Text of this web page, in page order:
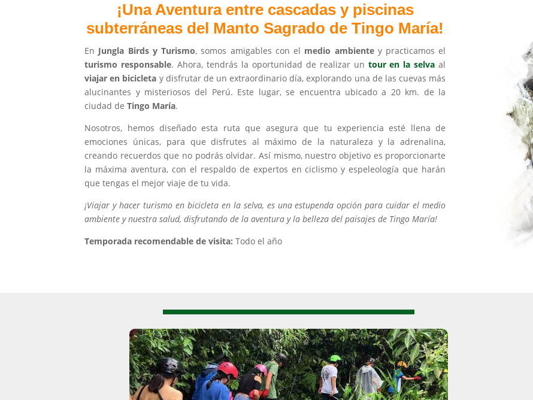
¡Una Aventura entre cascadas y piscinas
subterráneas del Manto Sagrado de Tingo María!
En Jungla Birds y Turismo, somos amigables con el medio ambientey practicamos el
turismo responsable. Ahora, tendrás la oportunidad de realizar un tour en la selva al
viajar en bicicleta y disfrutar de un extraordinario día, explorando una de las cuevas más
alucinantes y misteriosos del Perú. Este lugar, se encuentra ubicado a 20 km. de la
ciudad deTingo María.
Nosotros, hemos diseñado esta ruta que asegura que tu experiencia esté llena de
emociones únicas, para que disfrutes al máximo de la naturaleza y la adrenalina,
creando recuerdos que no podrás olvidar. Así mismo, nuestro objetivo es proporcionarte
la máxima aventura, con el respaldo de expertos en ciclismo y espeleología que harán
que tengas el mejor viaje de tu vida.
¡Viajar y hacer turismo en bicicleta en la selva, es una estupenda opción para cuidar el medio
ambiente y nuestra salud, disfrutando de la aventura y la belleza del paisajes de Tingo María!
Temporada recomendable de visita: Todo el año